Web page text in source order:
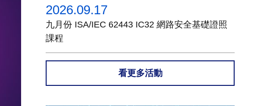
2026.09.17
九月份 ISA/IEC 62443 IC32 網路安全基礎證照
課程
看更多活動